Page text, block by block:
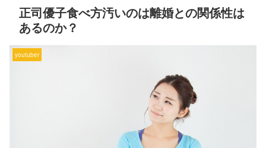
正司優子食べ方汚いのは離婚との関係性は
あるのか？
youtuber